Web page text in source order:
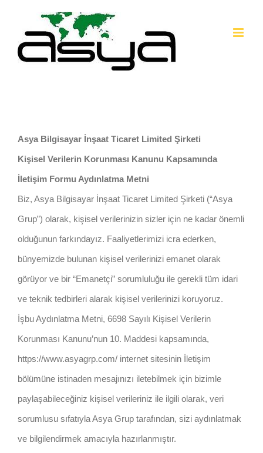
Asya Bilgisayar İnşaat Ticaret Limited Şirketi
Kişisel Verilerin Korunması Kanunu Kapsamında
İletişim Formu Aydınlatma Metni
Biz, Asya Bilgisayar İnşaat Ticaret Limited Şirketi (“Asya
Grup”) olarak, kişisel verilerinizin sizler için ne kadar önemli
olduğunun farkındayız. Faaliyetlerimizi icra ederken,
bünyemizde bulunan kişisel verilerinizi emanet olarak
görüyor ve bir “Emanetçi” sorumluluğu ile gerekli tüm idari
ve teknik tedbirleri alarak kişisel verilerinizi koruyoruz.
İşbu Aydınlatma Metni, 6698 Sayılı Kişisel Verilerin
Korunması Kanunu’nun 10. Maddesi kapsamında,
https://www.asyagrp.com/ internet sitesinin İletişim
bölümüne istinaden mesajınızı iletebilmek için bizimle
paylaşabileceğiniz kişisel verileriniz ile ilgili olarak, veri
sorumlusu sıfatıyla Asya Grup tarafından, sizi aydınlatmak
ve bilgilendirmek amacıyla hazırlanmıştır.